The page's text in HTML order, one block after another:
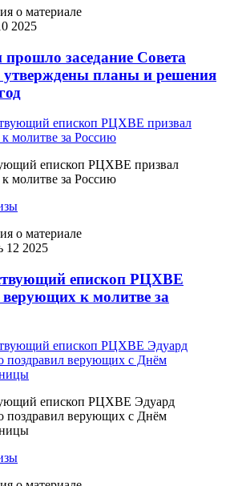
о материале
2025
заседание Совета
планы и решения
епископ РЦХВЕ призвал
молитве за Россию
о материале
12 2025
епископ РЦХВЕ
верующих к молитве за
епископ РЦХВЕ Эдуард
поздравил верующих с Днём